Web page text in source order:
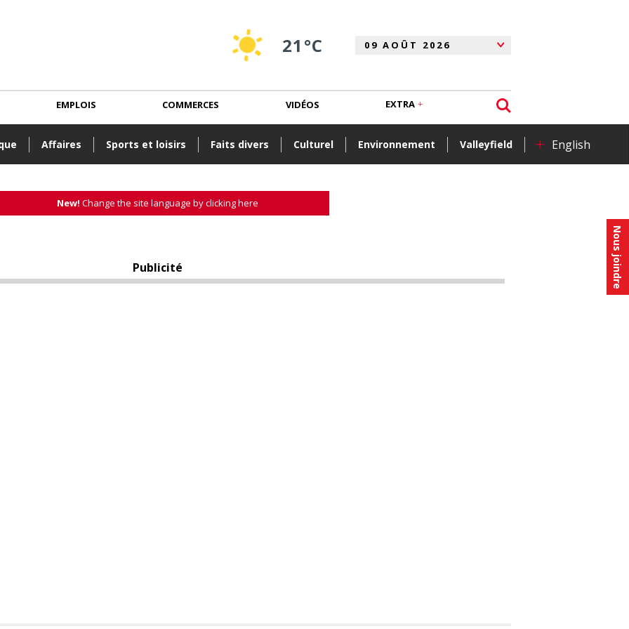
Nous joindre
21°C
Affaires Sports et loisirs Faits divers Culturel Environnement Valleyfield + English
EMPLOIS COMMERCES VIDÉOS EXTRA
New! Change the site language by clicking here
Publicité